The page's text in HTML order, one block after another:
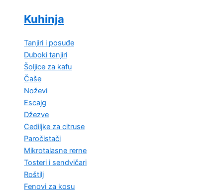
Kuhinja
Tanjiri i posuđe
Duboki tanjiri
Šoljice za kafu
Čaše
Noževi
Escajg
Džezve
Cediljke za citruse
Paročistači
Mikrotalasne rerne
Tosteri i sendvičari
Roštilj
Fenovi za kosu